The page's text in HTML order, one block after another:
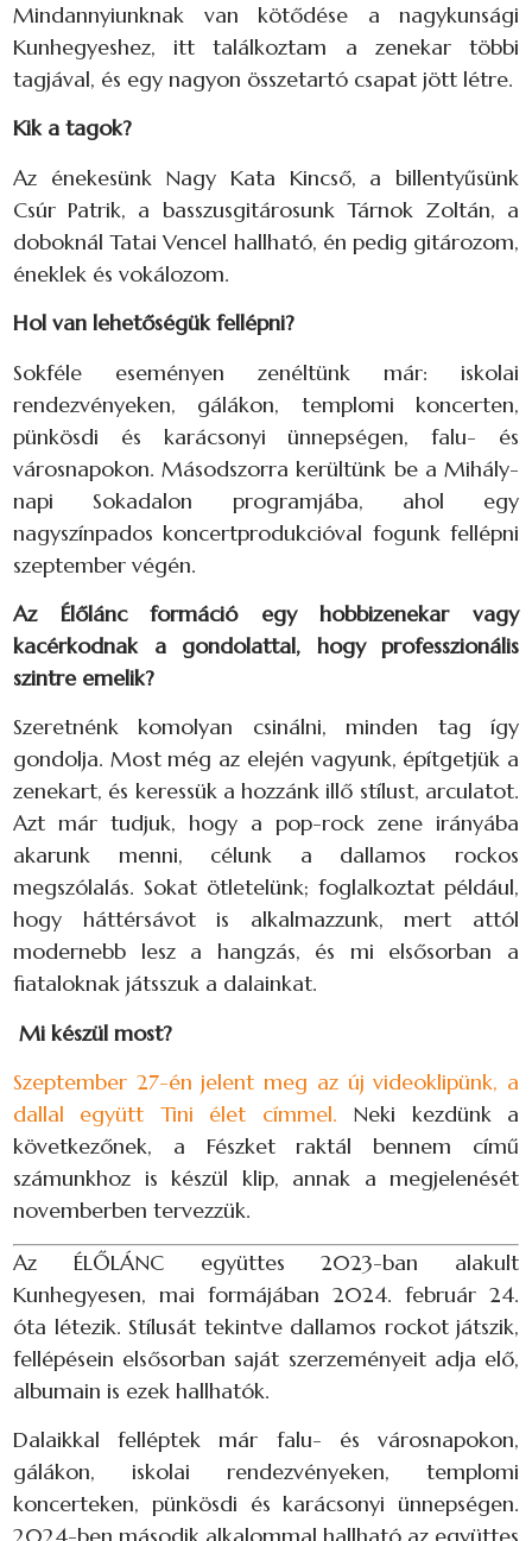
Mindannyiunknak van kötődése a nagykunsági
Kunhegyeshez, itt találkoztam a zenekar többi
tagjával, és egy nagyon összetartó csapat jött létre.
Kik a tagok?
Az énekesünk Nagy Kata Kincső, a billentyűsünk
Csúr Patrik, a basszusgitárosunk Tárnok Zoltán, a
doboknál Tatai Vencel hallható, én pedig gitározom,
éneklek és vokálozom.
Hol van lehetőségük fellépni?
Sokféle eseményen zenéltünk már: iskolai
rendezvényeken, gálákon, templomi koncerten,
pünkösdi és karácsonyi ünnepségen, falu- és
városnapokon. Másodszorra kerültünk be a Mihály-
napi Sokadalon programjába, ahol egy
nagyszínpados koncertprodukcióval fogunk fellépni
szeptember végén.
Az Élőlánc formáció egy hobbizenekar vagy
kacérkodnak a gondolattal, hogy professzionális
szintre emelik?
Szeretnénk komolyan csinálni, minden tag így
gondolja. Most még az elején vagyunk, építgetjük a
zenekart, és keressük a hozzánk illő stílust, arculatot.
Azt már tudjuk, hogy a pop-rock zene irányába
akarunk menni, célunk a dallamos rockos
megszólalás. Sokat ötletelünk; foglalkoztat például,
hogy háttérsávot is alkalmazzunk, mert attól
modernebb lesz a hangzás, és mi elsősorban a
fiataloknak játsszuk a dalainkat.
Mi készül most?
Szeptember 27-én jelent meg az új videoklipünk, a
dallal együtt Tini élet címmel. Neki kezdünk a
következőnek, a Fészket raktál bennem című
számunkhoz is készül klip, annak a megjelenését
novemberben tervezzük.
Az ÉLŐLÁNC együttes 2023-ban alakult
Kunhegyesen, mai formájában 2024. február 24.
óta létezik. Stílusát tekintve dallamos rockot játszik,
fellépésein elsősorban saját szerzeményeit adja elő,
albumain is ezek hallhatók.
Dalaikkal felléptek már falu- és városnapokon,
gálákon, iskolai rendezvényeken, templomi
koncerteken, pünkösdi és karácsonyi ünnepségen.